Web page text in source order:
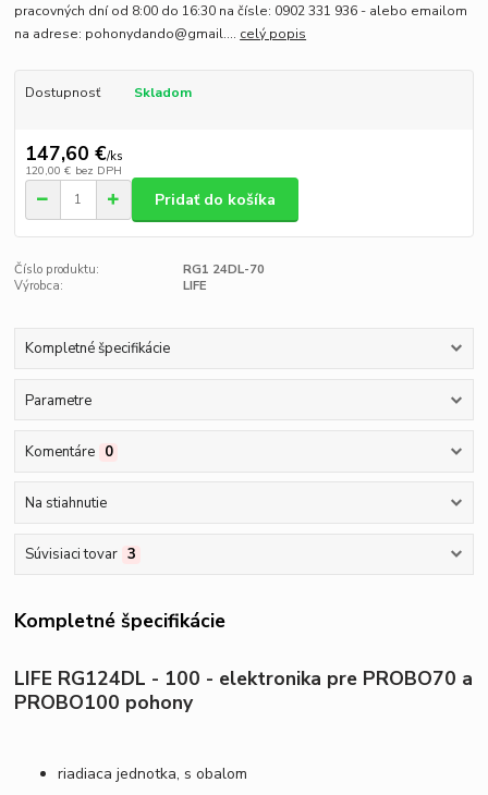
pracovných dní od 8:00 do 16:30 na čísle: 0902 331 936 - alebo emailom
na adrese: pohonydando@gmail.... celý popis
Dostupnosť Skladom
147,60 €/ks
120,00 € bez DPH
Pridať do košíka
Číslo produktu:
RG1 24DL-70
Výrobca:
LIFE
Kompletné špecifikácie
Parametre
Komentáre 0
Na stiahnutie
Súvisiaci tovar 3
Kompletné špecifikácie
LIFE RG124DL - 100 - elektronika pre PROBO70 a
PROBO100 pohony
riadiaca jednotka, s obalom